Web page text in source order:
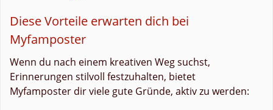
Diese Vorteile erwarten dich bei
Myfamposter
Wenn du nach einem kreativen Weg suchst,
Erinnerungen stilvoll festzuhalten, bietet
Myfamposter dir viele gute Gründe, aktiv zu werden: